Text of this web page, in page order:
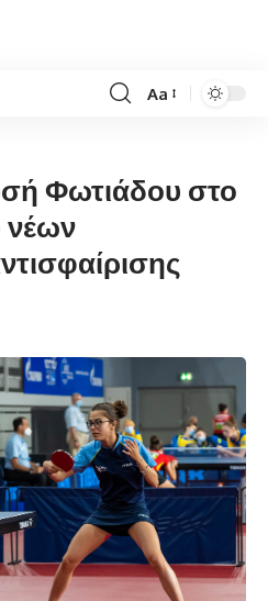
Font
Aa
Φωτιάδου στο
νέων